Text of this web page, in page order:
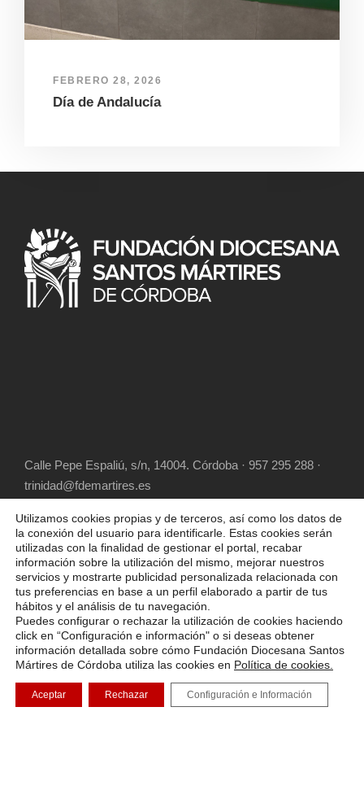
FEBRERO 28, 2026
Día de Andalucía
Calle Pepe Espaliú, s/n, 14004. Córdoba · 957 295 288 ·
trinidad@fdemartires.es
COPYRIGHT 2025 FUNDACIÓN DIOCESANA
SANTOS MÁRTIRES, ALL RIGHT RESERVED
POLÍTICA DE COOKIES AVISO LEGAL
POLÍTICA DE PRIVACIDAD
Utilizamos cookies propias y de terceros, así como los datos de
la conexión del usuario para identificarle. Estas cookies serán
utilizadas con la finalidad de gestionar el portal, recabar
información sobre la utilización del mismo, mejorar nuestros
servicios y mostrarte publicidad personalizada relacionada con
tus preferencias en base a un perfil elaborado a partir de tus
hábitos y el análisis de tu navegación.
Puedes configurar o rechazar la utilización de cookies haciendo
click en “Configuración e información" o si deseas obtener
información detallada sobre cómo Fundación Diocesana Santos
Mártires de Córdoba utiliza las cookies en Política de cookies.
Aceptar Rechazar Configuración e Información